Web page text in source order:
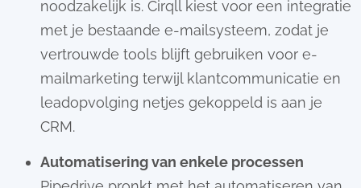
noodzakelijk is. Cirqll kiest voor een integratie
met je bestaande e-mailsysteem, zodat je
vertrouwde tools blijft gebruiken voor e-
mailmarketing terwijl klantcommunicatie en
leadopvolging netjes gekoppeld is aan je
CRM.
Automatisering van enkele processen